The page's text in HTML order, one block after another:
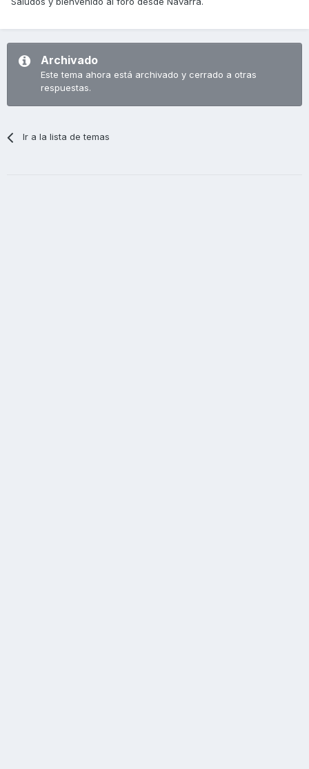
Archivado
Este tema ahora está archivado y cerrado a otras
respuestas.
Ir a la lista de temas